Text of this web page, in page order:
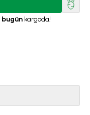
bugün kargoda!